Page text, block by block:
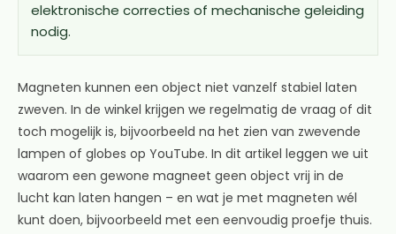
elektronische correcties of mechanische geleiding
nodig.
Magneten kunnen een object niet vanzelf stabiel laten
zweven. In de winkel krijgen we regelmatig de vraag of dit
toch mogelijk is, bijvoorbeeld na het zien van zwevende
lampen of globes op YouTube. In dit artikel leggen we uit
waarom een gewone magneet geen object vrij in de
lucht kan laten hangen – en wat je met magneten wél
kunt doen, bijvoorbeeld met een eenvoudig proefje thuis.